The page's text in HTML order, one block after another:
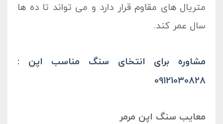
متریال های مقاوم قرار دارد و می تواند تا ده ها
سال عمر کند.
مشاوره برای انتخای سنگ مناسب اپن :
09121030828
معایب سنگ اپن مرمر